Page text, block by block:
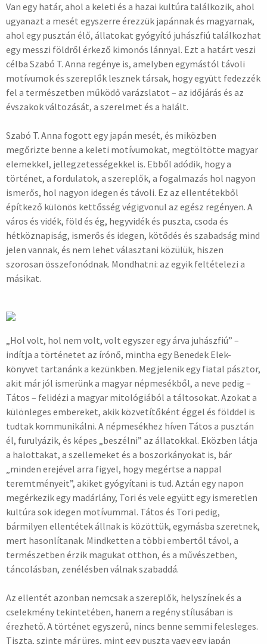
hirdetés
Van egy határ, ahol a keleti és a hazai kultúra találkozik, ahol
ugyanazt a mesét egyszerre érezzük japánnak és magyarnak,
ahol egy pusztán élő, állatokat gyógyító juhászfiú találkozhat
egy messzi földről érkező kimonós lánnyal. Ezt a határt veszi
célba Szabó T. Anna regénye is, amelyben egymástól távoli
motívumok és szereplők lesznek társak, hogy együtt fedezzék
fel a természetben működő varázslatot – az időjárás és az
évszakok változását, a szerelmet és a halált.
Szabó T. Anna fogott egy japán mesét, és miközben
megőrizte benne a keleti motívumokat, megtöltötte magyar
elemekkel, jellegzetességekkel is. Ebből adódik, hogy a
történet, a fordulatok, a szereplők, a fogalmazás hol nagyon
ismerős, hol nagyon idegen és távoli. Ez az ellentétekből
építkező különös kettősség végigvonul az egész regényen. A
város és vidék, föld és ég, hegyvidék és puszta, csoda és
hétköznapiság, ismerős és idegen, kötődés és szabadság mind
jelen vannak, és nem lehet választani közülük, hiszen
szorosan összefonódnak. Mondhatni: az egyik feltételezi a
másikat.
„Hol volt, hol nem volt, volt egyszer egy árva juhászfiú” –
indítja a történetet az írónő, mintha egy Benedek Elek-
könyvet tartanánk a kezünkben. Megjelenik egy fiatal pásztor,
akit már jól ismerünk a magyar népmesékből, a neve pedig –
Tátos – felidézi a magyar mitológiából a táltosokat. Azokat a
különleges embereket, akik közvetítőként éggel és földdel is
tudtak kommunikálni. A népmesékhez híven Tátos a pusztán
él, furulyázik, és képes „beszélni” az állatokkal. Eközben látja
a halottakat, a szellemeket és a boszorkányokat is, bár
„minden erejével arra figyel, hogy megértse a nappal
teremtményeit”, akiket gyógyítani is tud. Aztán egy napon
megérkezik egy madárlány, Tori és vele együtt egy ismeretlen
kultúra sok idegen motívummal. Tátos és Tori pedig,
bármilyen ellentétek állnak is közöttük, egymásba szeretnek,
mert hasonlítanak. Mindketten a többi embertől távol, a
természetben érzik magukat otthon, és a művészetben,
táncolásban, zenélésben válnak szabaddá.
Az ellentét azonban nemcsak a szereplők, helyszínek és a
cselekmény tekintetében, hanem a regény stílusában is
érezhető. A történet egyszerű, nincs benne semmi felesleges.
Tiszta, szinte már üres, mint egy puszta vagy egy japán